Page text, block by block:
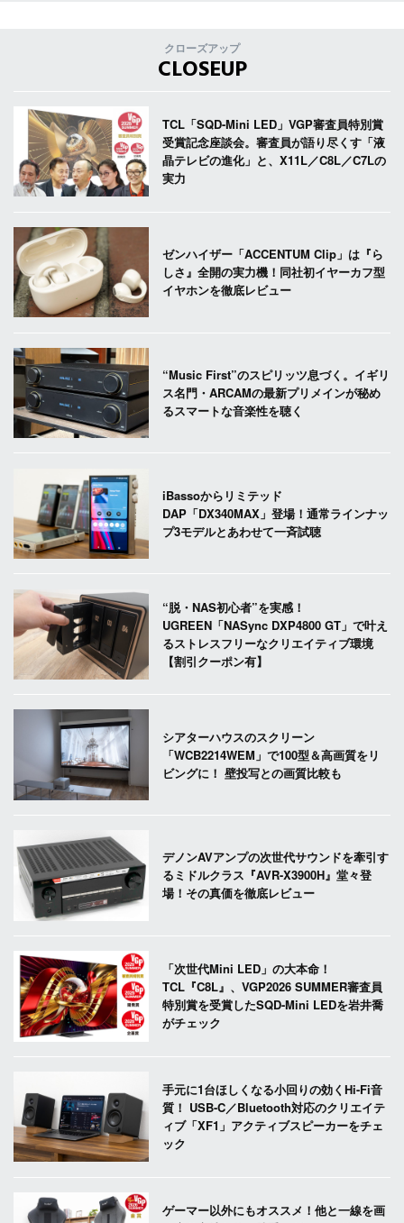
クローズアップ
CLOSEUP
TCL「SQD-Mini LED」VGP審査員特別賞
受賞記念座談会。審査員が語り尽くす「液
晶テレビの進化」と、X11L／C8L／C7Lの
実力
ゼンハイザー「ACCENTUM Clip」は『ら
しさ』全開の実力機！同社初イヤーカフ型
イヤホンを徹底レビュー
“Music First”のスピリッツ息づく。イギリ
ス名門・ARCAMの最新プリメインが秘め
るスマートな音楽性を聴く
iBassoからリミテッド
DAP「DX340MAX」登場！通常ラインナッ
プ3モデルとあわせて一斉試聴
“脱・NAS初心者”を実感！
UGREEN「NASync DXP4800 GT」で叶え
るストレスフリーなクリエイティブ環境
【割引クーポン有】
シアターハウスのスクリーン
「WCB2214WEM」で100型＆高画質をリ
ビングに！ 壁投写との画質比較も
デノンAVアンプの次世代サウンドを牽引す
るミドルクラス『AVR-X3900H』堂々登
場！その真価を徹底レビュー
「次世代Mini LED」の大本命！
TCL『C8L』、VGP2026 SUMMER審査員
特別賞を受賞したSQD-Mini LEDを岩井喬
がチェック
手元に1台ほしくなる小回りの効くHi-Fi音
質！ USB-C／Bluetooth対応のクリエイテ
ィブ「XF1」アクティブスピーカーをチェ
ック
ゲーマー以外にもオススメ！他と一線を画